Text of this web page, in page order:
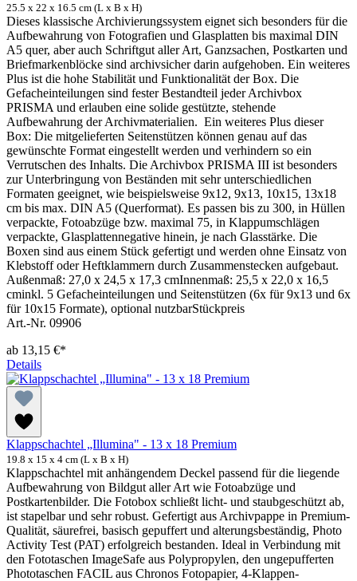
25.5 x 22 x 16.5 cm (L x B x H)
Dieses klassische Archivierungssystem eignet sich besonders für die
Aufbewahrung von Fotografien und Glasplatten bis maximal DIN
A5 quer, aber auch Schriftgut aller Art, Ganzsachen, Postkarten und
Briefmarkenblöcke sind archivsicher darin aufgehoben. Ein weiteres
Plus ist die hohe Stabilität und Funktionalität der Box. Die
Gefacheinteilungen sind fester Bestandteil jeder Archivbox
PRISMA und erlauben eine solide gestützte, stehende
Aufbewahrung der Archivmaterialien. Ein weiteres Plus dieser
Box: Die mitgelieferten Seitenstützen können genau auf das
gewünschte Format eingestellt werden und verhindern so ein
Verrutschen des Inhalts. Die Archivbox PRISMA III ist besonders
zur Unterbringung von Beständen mit sehr unterschiedlichen
Formaten geeignet, wie beispielsweise 9x12, 9x13, 10x15, 13x18
cm bis max. DIN A5 (Querformat). Es passen bis zu 300, in Hüllen
verpackte, Fotoabzüge bzw. maximal 75, in Klappumschlägen
verpackte, Glasplattennegative hinein, je nach Glasstärke. Die
Boxen sind aus einem Stück gefertigt und werden ohne Einsatz von
Klebstoff oder Heftklammern durch Zusammenstecken aufgebaut.
Außenmaß: 27,0 x 24,5 x 17,3 cmInnenmaß: 25,5 x 22,0 x 16,5
cminkl. 5 Gefacheinteilungen und Seitenstützen (6x für 9x13 und 6x
für 10x15 Formate), optional nutzbarStückpreis
Art.-Nr. 09906
ab 13,15 €*
Details
Klappschachtel „Illumina" - 13 x 18 Premium
19.8 x 15 x 4 cm (L x B x H)
Klappschachtel mit anhängendem Deckel passend für die liegende
Aufbewahrung von Bildgut aller Art wie Fotoabzüge und
Postkartenbilder. Die Fotobox schließt licht- und staubgeschützt ab,
ist stapelbar und sehr robust. Gefertigt aus Archivpappe in Premium-
Qualität, säurefrei, basisch gepuffert und alterungsbeständig, Photo
Activity Test (PAT) erfolgreich bestanden. Ideal in Verbindung mit
den Fototaschen ImageSafe aus Polypropylen, den ungepufferten
Phototaschen FACIL aus Chronos Fotopapier, 4-Klappen-